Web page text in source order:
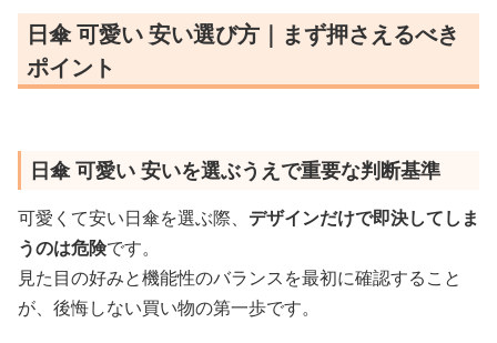
日傘 可愛い 安い選び方｜まず押さえるべき
ポイント
日傘 可愛い 安いを選ぶうえで重要な判断基準
可愛くて安い日傘を選ぶ際、 デザインだけで即決してしま
うのは危険です。
見た目の好みと機能性のバランスを最初に確認すること
が、後悔しない買い物の第一歩です。